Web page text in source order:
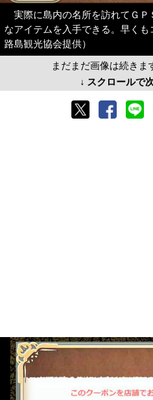
実際に島内の名所を訪れてＧＰ
なアイテムを入手できる。早く
路島観光協会提供）
まだまだ画像は続きま
↓ スクロールで